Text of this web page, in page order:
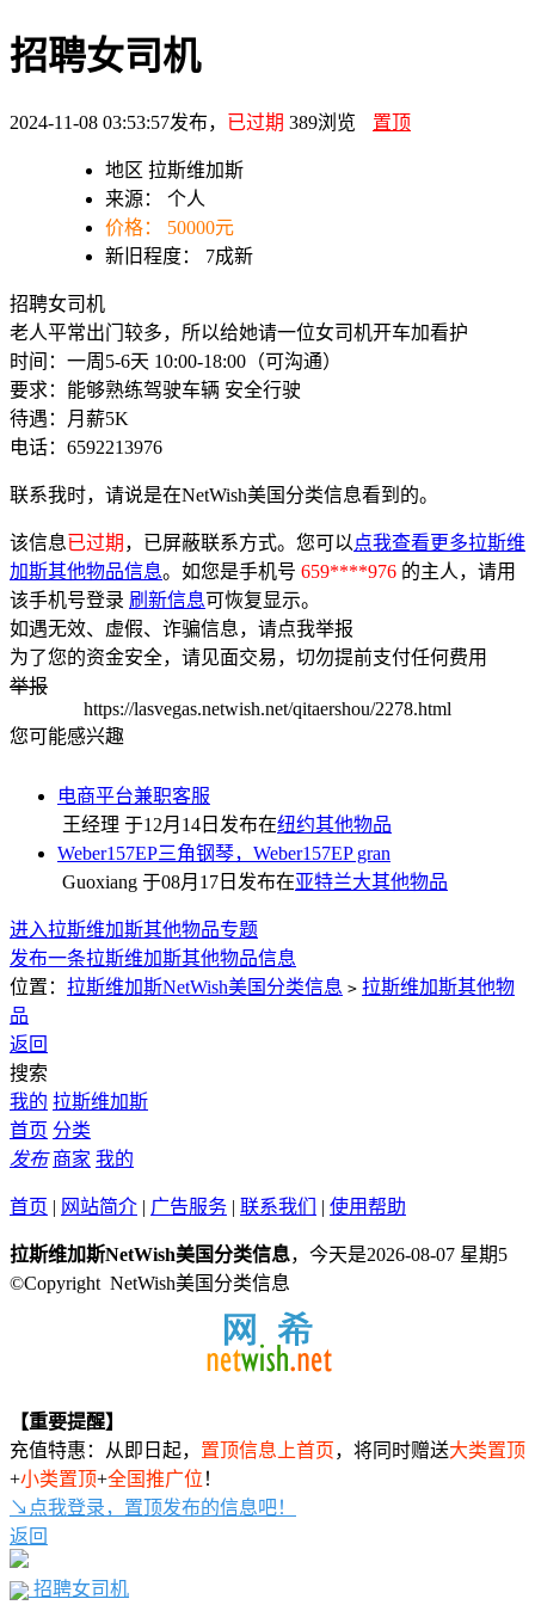
招聘女司机
2024-11-08 03:53:57发布， 已过期 389浏览 置顶
地区 拉斯维加斯
来源：
个人
价格：
50000元
新旧程度：
7成新
招聘女司机
老人平常出门较多，所以给她请一位女司机开车加看护
时间：一周5-6天 10:00-18:00（可沟通）
要求：能够熟练驾驶车辆 安全行驶
待遇：月薪5K
电话：6592213976
联系我时，请说是在NetWish美国分类信息看到的。
该信息已过期 ，已屏蔽联系方式。您可以点我查看更多拉斯维
加斯其他物品信息。如您是手机号 659****976 的主人，请用
该手机号登录 刷新信息可恢复显示。
如遇无效、虚假、诈骗信息，请点我举报
为了您的资金安全，请见面交易，切勿提前支付任何费用
举报
https://lasvegas.netwish.net/qitaershou/2278.html
您可能感兴趣
电商平台兼职客服
王经理 于12月14日 发布在纽约其他物品
Weber157EP三角钢琴，Weber157EP gran
Guoxiang 于08月17日 发布在亚特兰大其他物品
进入拉斯维加斯其他物品专题
发布一条拉斯维加斯其他物品信息
位置： 拉斯维加斯NetWish美国分类信息 > 拉斯维加斯其他物
品
返回
搜索
我的 拉斯维加斯
首页 分类
发布 商家 我的
首页 | 网站简介 | 广告服务 | 联系我们 | 使用帮助
拉斯维加斯NetWish美国分类信息，今天是2026-08-07 星期5
©Copyright NetWish美国分类信息
【重要提醒】
充值特惠：从即日起， 置顶信息上首页，将同时赠送大类置顶
+小类置顶+全国推广位 ！
↘点我登录，置顶发布的信息吧！
返回
招聘女司机